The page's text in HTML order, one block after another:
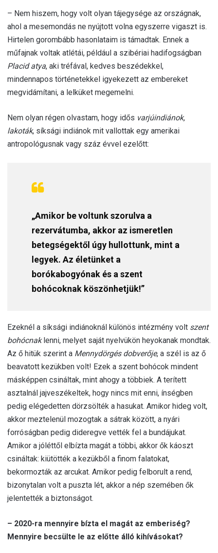
– Nem hiszem, hogy volt olyan tájegysége az országnak,
ahol a mesemondás ne nyújtott volna egyszerre vigaszt is.
Hirtelen gorombább hasonlataim is támadtak. Ennek a
műfajnak voltak atlétái, például a szibériai hadifogságban
Placid atya, aki tréfával, kedves beszédekkel,
mindennapos történetekkel igyekezett az embereket
megvidámítani, a lelküket megemelni.
Nem olyan régen olvastam, hogy idős varjúindiánok,
lakoták, síksági indiánok mit vallottak egy amerikai
antropológusnak vagy száz évvel ezelőtt:
„Amikor be voltunk szorulva a
rezervátumba, akkor az ismeretlen
betegségektől úgy hullottunk, mint a
legyek. Az életünket a
borókabogyónak és a szent
bohócoknak köszönhetjük!”
Ezeknél a síksági indiánoknál különös intézmény volt szent
bohócnaklenni, melyet saját nyelvükön heyokanak mondtak.
Az ő hitük szerint a Mennydörgés dobverője, a szél is az ő
beavatott kezükben volt! Ezek a szent bohócok mindent
másképpen csináltak, mint ahogy a többiek. A terített
asztalnál jajveszékeltek, hogy nincs mit enni, ínségben
pedig elégedetten dörzsölték a hasukat. Amikor hideg volt,
akkor meztelenül mozogtak a sátrak között, a nyári
forróságban pedig dideregve vették fel a bundájukat.
Amikor a jóléttől elbízta magát a többi, akkor ők káoszt
csináltak: kiütötték a kezükből a finom falatokat,
bekormozták az arcukat. Amikor pedig felborult a rend,
bizonytalan volt a puszta lét, akkor a nép szemében ők
jelentették a biztonságot.
– 2020-ra mennyire bízta el magát az emberiség?
Mennyire becsülte le az előtte álló kihívásokat?